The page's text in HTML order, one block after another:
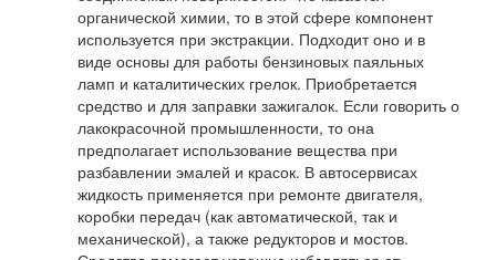
органической химии, то в этой сфере компонент
используется при экстракции. Подходит оно и в
виде основы для работы бензиновых паяльных
ламп и каталитических грелок. Приобретается
средство и для заправки зажигалок. Если говорить о
лакокрасочной промышленности, то она
предполагает использование вещества при
разбавлении эмалей и красок. В автосервисах
жидкость применяется при ремонте двигателя,
коробки передач (как автоматической, так и
механической), а также редукторов и мостов.